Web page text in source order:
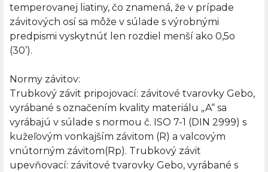
temperovanej liatiny, čo znamená, že v prípade
závitových osí sa môže v súlade s výrobnými
predpismi vyskytnúť len rozdiel menší ako 0,5o
(30’).
Normy závitov:
Trubkový závit pripojovací: závitové tvarovky Gebo,
vyrábané s označením kvality materiálu „A“ sa
vyrábajú v súlade s normou č. ISO 7-1 (DIN 2999) s
kužeľovým vonkajším závitom (R) a valcovým
vnútorným závitom(Rp). Trubkový závit
upevňovací: závitové tvarovky Gebo, vyrábané s